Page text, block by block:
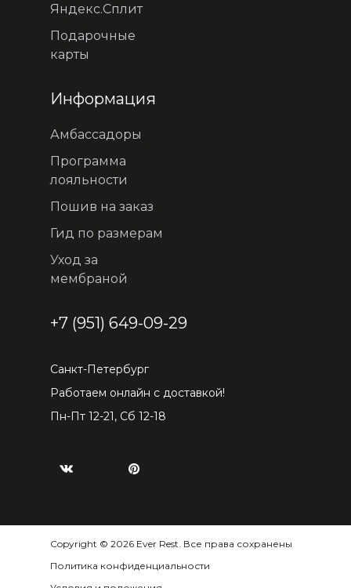
Яндекс.Сплит
Подарочные
карты
Информация
Амбассадоры
Программа
лояльности
Пошив на заказ
Гид по размерам
Уход за
мембраной
+7 (951) 649-09-29
Санкт-Петербург
Работаем онлайн с доставкой!
Пн-Пт 12-21, Сб 12-18
Copyright © 2026 Ever Rest. Все права сохранены
Политика конфиденциальности